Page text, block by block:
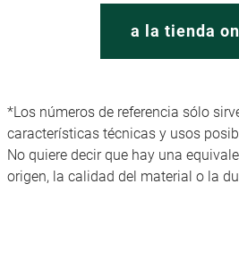
a la tienda
*Los números de referencia sólo
características técnicas y usos
No quiere decir que hay una
origen, la calidad del material o la